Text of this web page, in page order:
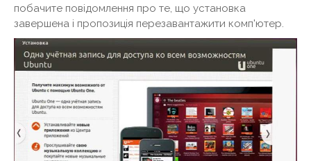
побачите повідомлення про те, що установка
завершена і пропозиція перезавантажити комп'ютер.